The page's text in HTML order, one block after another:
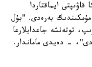
ايماقتاردا
مۇمكىندىك بەرەدى. "بۇل
توتەنشە جاعدايلارعا
- دەيدى ماماندار.